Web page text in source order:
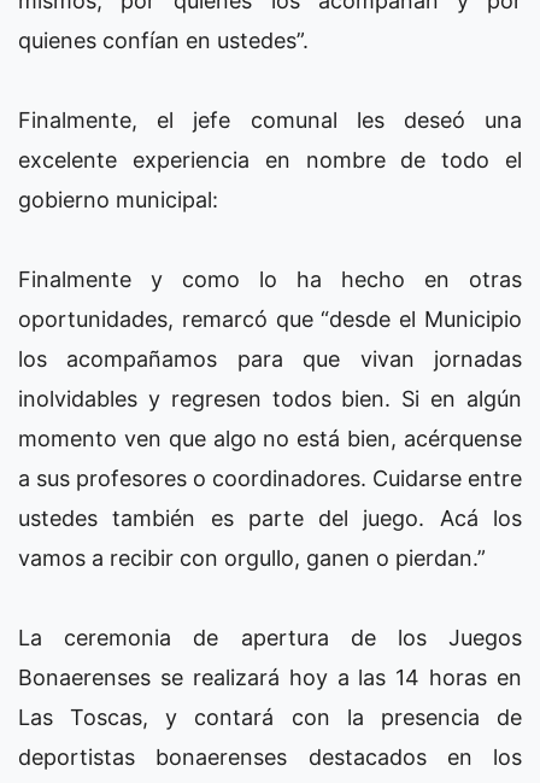
quienes confían en ustedes”.
Finalmente, el jefe comunal les deseó una
excelente experiencia en nombre de todo el
gobierno municipal:
Finalmente y como lo ha hecho en otras
oportunidades, remarcó que “desde el Municipio
los acompañamos para que vivan jornadas
inolvidables y regresen todos bien. Si en algún
momento ven que algo no está bien, acérquense
a sus profesores o coordinadores. Cuidarse entre
ustedes también es parte del juego. Acá los
vamos a recibir con orgullo, ganen o pierdan.”
La ceremonia de apertura de los Juegos
Bonaerenses se realizará hoy a las 14 horas en
Las Toscas, y contará con la presencia de
deportistas bonaerenses destacados en los